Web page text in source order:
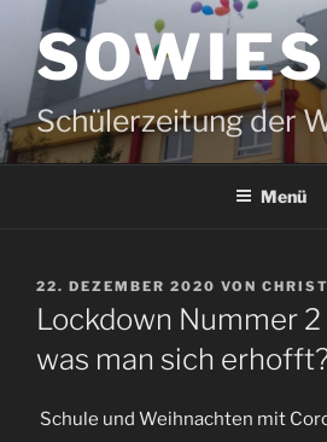
Inhalt
springen
Schülerzeitung der
Menü
VERÖFFENTLICHT
AM
22. DEZEMBER 2020 VON
Lockdown Nummer 2
was man sich
Schule und Weihnachten mit